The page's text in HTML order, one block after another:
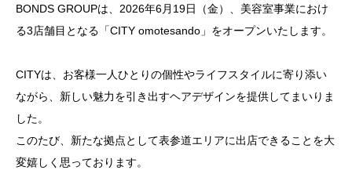
BONDS GROUPは、2026年6月19日（金）、美容室事業におけ
る3店舗目となる「CITY omotesando」をオープンいたします。
CITYは、お客様一人ひとりの個性やライフスタイルに寄り添い
ながら、新しい魅力を引き出すヘアデザインを提供してまいりま
した。
このたび、新たな拠点として表参道エリアに出店できることを大
変嬉しく思っております。